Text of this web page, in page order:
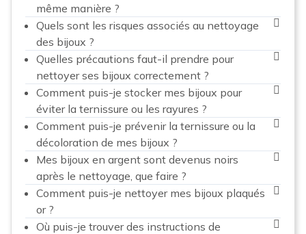
même manière ?
Quels sont les risques associés au nettoyage
des bijoux ?
Quelles précautions faut-il prendre pour
nettoyer ses bijoux correctement ?
Comment puis-je stocker mes bijoux pour
éviter la ternissure ou les rayures ?
Comment puis-je prévenir la ternissure ou la
décoloration de mes bijoux ?
Mes bijoux en argent sont devenus noirs
après le nettoyage, que faire ?
Comment puis-je nettoyer mes bijoux plaqués
or ?
Où puis-je trouver des instructions de